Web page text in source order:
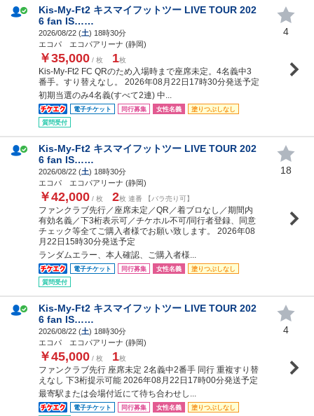
Kis-My-Ft2 キスマイフットツー LIVE TOUR 202
6 fan IS……
2026/08/22 (土) 18時30分
エコパ エコパアリーナ (静岡)
￥35,000 / 枚 1枚
Kis-My-Ft2 FC QRのため入場時まで座席未定。4名義中3
番手。すり替えなし。 2026年08月22日17時30分発送予定
初期当選のみ4名義(すべて2連) 中...
電子チケット 同行募集 女性名義
塗りつぶしなし
質問受付
4
Kis-My-Ft2 キスマイフットツー LIVE TOUR 202
6 fan IS……
2026/08/22 (土) 18時30分
エコパ エコパアリーナ (静岡)
￥42,000 / 枚 2枚 連番 【バラ売り可】
ファンクラブ先行／座席未定／QR／着ブロなし／期間内
有効名義／下3桁表示可／チケホル不可/同行者登録、同意
チェック等全てご購入者様でお願い致します。 2026年08
月22日15時30分発送予定
ランダムエラー、本人確認、ご購入者様...
電子チケット 同行募集 女性名義
塗りつぶしなし
質問受付
18
Kis-My-Ft2 キスマイフットツー LIVE TOUR 202
6 fan IS……
2026/08/22 (土) 18時30分
エコパ エコパアリーナ (静岡)
￥45,000 / 枚 1枚
ファンクラブ先行 座席未定 2名義中2番手 同行 重複すり替
えなし 下3桁提示可能 2026年08月22日17時00分発送予定
最寄駅または会場付近にて待ち合わせし...
電子チケット 同行募集 女性名義
塗りつぶしなし
4